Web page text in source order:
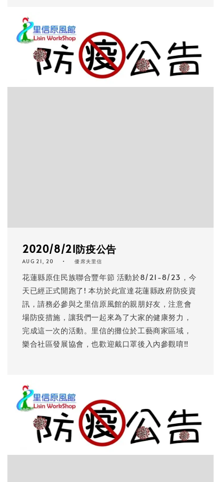
2020/8/21防疫公告
AUG 21, 20 優席夫里信
花蓮縣原住民族聯合豐年節 活動於8/21-8/23，今
天已經正式開跑了! 本坊於此宣達花蓮縣政府防疫資
訊，請務必參與之里信原風館的親朋好友，注意會
場防疫措施，讓我們一起來為了大家的健康努力，
完成這一次的活動。里信的攤位於工藝商家區域，
樂合社區發展協會，也歡迎戴口罩後入內參觀唷!!